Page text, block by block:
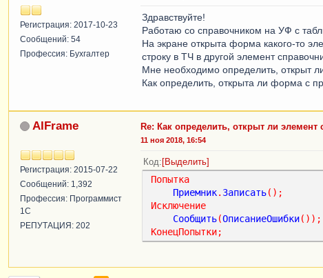
Регистрация: 2017-10-23
Сообщений: 54
Профессия: Бухгалтер
Здравствуйте!
Работаю со справочником на УФ с
На экране открыта форма какого-то
строку в ТЧ в другой элемент
Мне необходимо определить, открыт
Как определить, открыта ли форма с
AIFrame
Регистрация: 2015-07-22
Сообщений: 1,392
Профессия: Программист
1С
РЕПУТАЦИЯ: 202
Re: Как определить, открыт ли
11 ноя 2018, 16:54
Код Выделить
Попытка
Приемник. Записать();
Исключение
Сообщить(ОписаниеОшибки());
КонецПопытки;